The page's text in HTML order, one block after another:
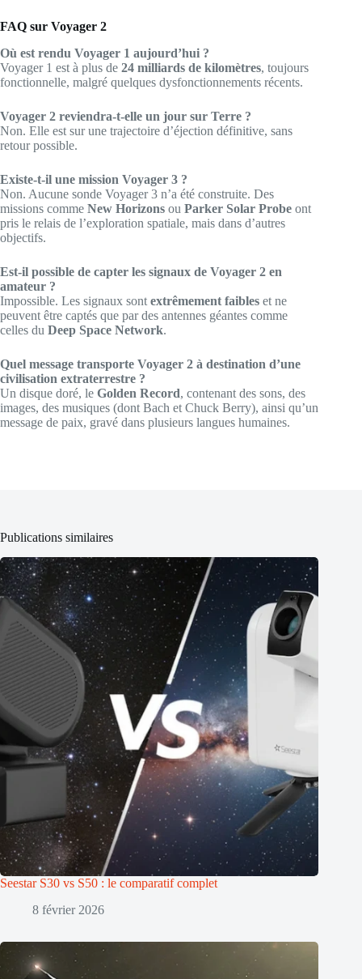
FAQ sur Voyager 2
Où est rendu Voyager 1 aujourd’hui ?
Voyager 1 est à plus de 24 milliards de kilomètres, toujours
fonctionnelle, malgré quelques dysfonctionnements récents.
Voyager 2 reviendra-t-elle un jour sur Terre ?
Non. Elle est sur une trajectoire d’éjection définitive, sans
retour possible.
Existe-t-il une mission Voyager 3 ?
Non. Aucune sonde Voyager 3 n’a été construite. Des
missions comme New Horizons ou Parker Solar Probe ont
pris le relais de l’exploration spatiale, mais dans d’autres
objectifs.
Est-il possible de capter les signaux de Voyager 2 en
amateur ?
Impossible. Les signaux sont extrêmement faibles et ne
peuvent être captés que par des antennes géantes comme
celles du Deep Space Network.
Quel message transporte Voyager 2 à destination d’une
civilisation extraterrestre ?
Un disque doré, le Golden Record, contenant des sons, des
images, des musiques (dont Bach et Chuck Berry), ainsi qu’un
message de paix, gravé dans plusieurs langues humaines.
Publications similaires
Seestar S30 vs S50 : le comparatif complet
8 février 2026